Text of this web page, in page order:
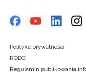
Polityka prywatności
RODO
Regulamin publikowania